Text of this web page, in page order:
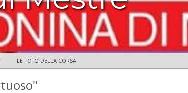
LE FOTO DELLA CORSA